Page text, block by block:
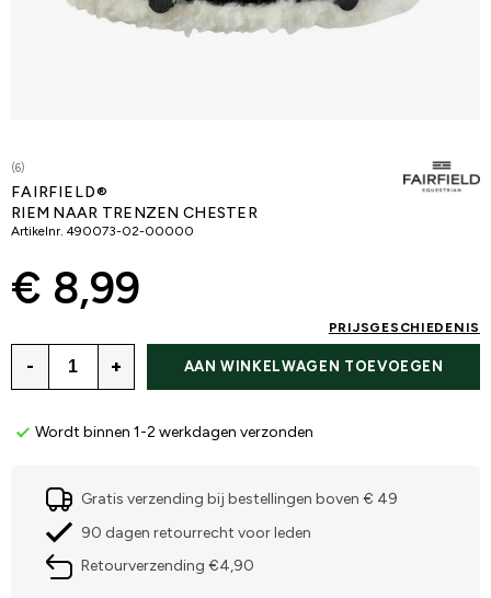
(6)
FAIRFIELD®
RIEM NAAR TRENZEN CHESTER
Artikelnr. 490073-02-00000
€ 8,99
PRIJSGESCHIEDENIS
- + AAN WINKELWAGEN TOEVOEGEN
Wordt binnen 1-2 werkdagen verzonden
Gratis verzending bij bestellingen boven € 49
90 dagen retourrecht voor leden
Retourverzending €4,90